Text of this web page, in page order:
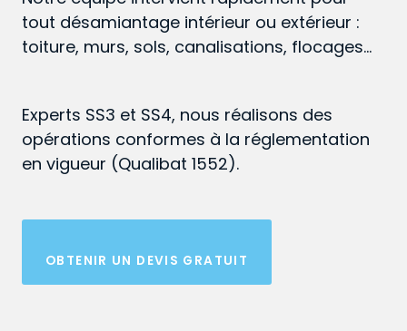
tout désamiantage intérieur ou extérieur :
toiture, murs, sols, canalisations, flocages…
Experts SS3 et SS4, nous réalisons des
opérations conformes à la réglementation
en vigueur (Qualibat 1552).
OBTENIR UN DEVIS GRATUIT